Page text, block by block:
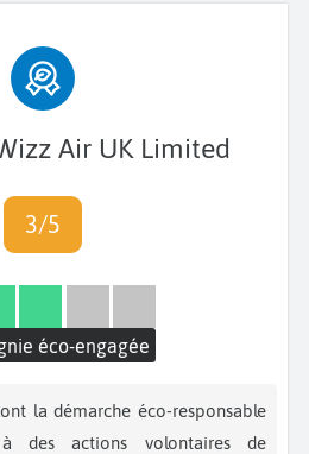
Air UK Limited
3/5
éco-engagée
la démarche éco-responsable
des actions volontaires de